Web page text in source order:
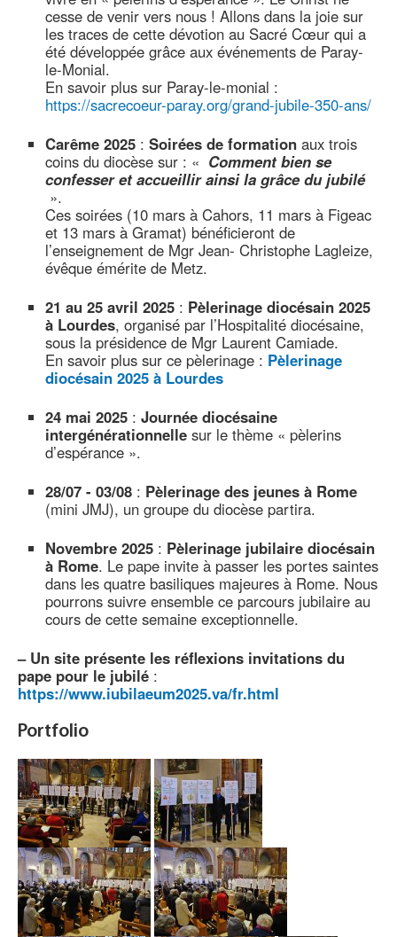
cesse de venir vers nous ! Allons dans la joie sur
les traces de cette dévotion au Sacré Cœur qui a
été développée grâce aux événements de Paray-
le-Monial.
En savoir plus sur Paray-le-monial :
https://sacrecoeur-paray.org/grand-jubile-350-ans/
Carême 2025 : Soirées de formation aux trois
coins du diocèse sur : « Comment bien se
confesser et accueillir ainsi la grâce du jubilé
».
Ces soirées (10 mars à Cahors, 11 mars à Figeac
et 13 mars à Gramat) bénéficieront de
l’enseignement de Mgr Jean- Christophe Lagleize,
évêque émérite de Metz.
21 au 25 avril 2025 : Pèlerinage diocésain 2025
à Lourdes, organisé par l’Hospitalité diocésaine,
sous la présidence de Mgr Laurent Camiade.
En savoir plus sur ce pèlerinage : Pèlerinage
diocésain 2025 à Lourdes
24 mai 2025 : Journée diocésaine
intergénérationnelle sur le thème « pèlerins
d’espérance ».
28/07 - 03/08 : Pèlerinage des jeunes à Rome
(mini JMJ), un groupe du diocèse partira.
Novembre 2025 : Pèlerinage jubilaire diocésain
à Rome. Le pape invite à passer les portes saintes
dans les quatre basiliques majeures à Rome. Nous
pourrons suivre ensemble ce parcours jubilaire au
cours de cette semaine exceptionnelle.
– Un site présente les réflexions invitations du
pape pour le jubilé :
https://www.iubilaeum2025.va/fr.html
Portfolio